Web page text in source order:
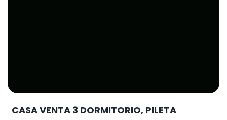
CASA VENTA 3 DORMITORIO, PILETA